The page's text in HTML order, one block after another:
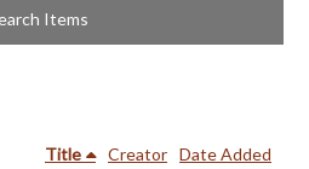
Items
Title Creator Date Added